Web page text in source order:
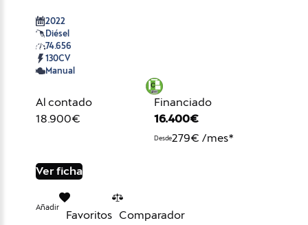
2022
Diésel
74.656
130CV
Manual
Al contado
18.900€
Financiado
16.400€
Desde279€ /mes*
Ver ficha
Añadir
Favoritos Comparador